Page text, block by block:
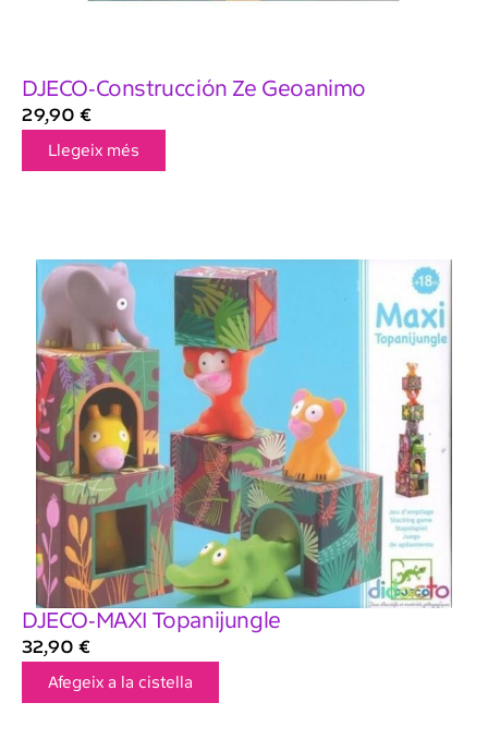
DJECO-Construcción Ze Geoanimo
29,90 €
Llegeix més
DJECO-MAXI Topanijungle
32,90 €
Afegeix a la cistella